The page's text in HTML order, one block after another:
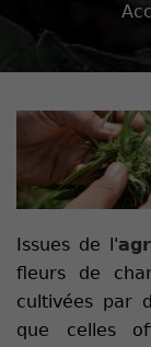
Issues de l'
fleurs de
cultivées par
que celles